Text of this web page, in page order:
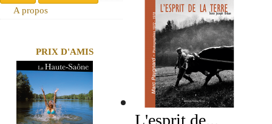
A propos
PRIX D'AMIS
L'esprit de...